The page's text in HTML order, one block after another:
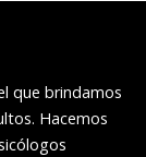
que brindamos
Hacemos